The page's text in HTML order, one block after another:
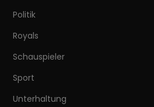
Politik
Royals
Schauspieler
Sport
Unterhaltung